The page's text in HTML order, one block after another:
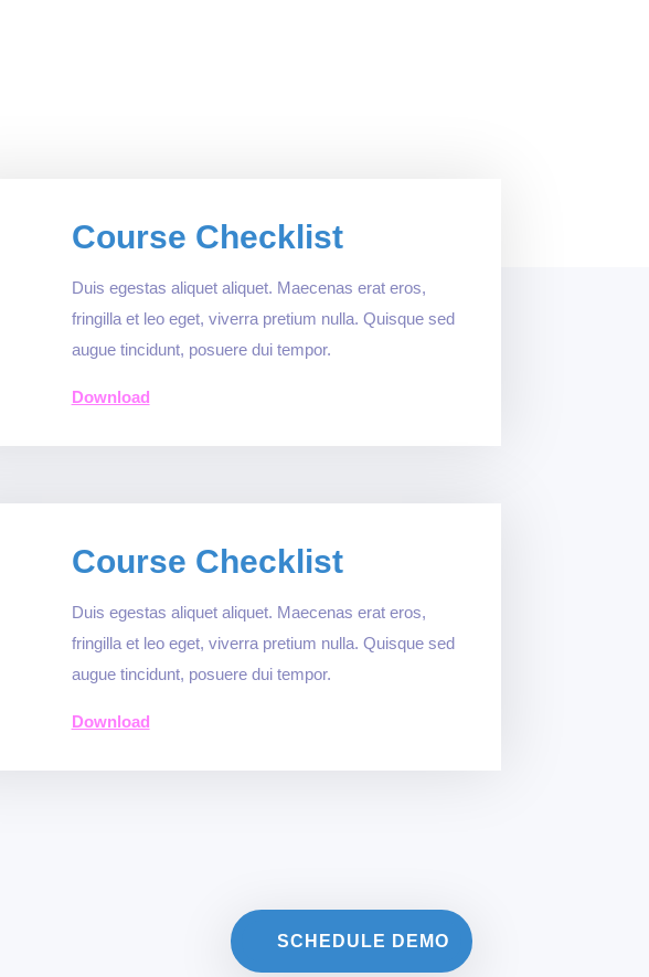
Course Checklist
Duis egestas aliquet aliquet. Maecenas erat eros,
fringilla et leo eget, viverra pretium nulla. Quisque sed
augue tincidunt, posuere dui tempor.
Download
Course Checklist
Duis egestas aliquet aliquet. Maecenas erat eros,
fringilla et leo eget, viverra pretium nulla. Quisque sed
augue tincidunt, posuere dui tempor.
Download
SCHEDULE DEMO